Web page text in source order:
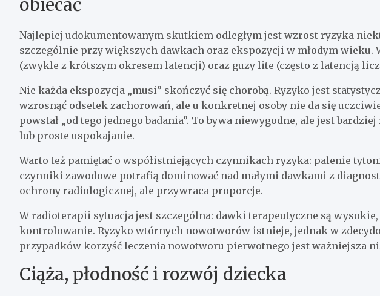
obiecać
Najlepiej udokumentowanym skutkiem odległym jest wzrost ryzyka
szczególnie przy większych dawkach oraz ekspozycji w młodym wieku.
(zwykle z krótszym okresem latencji) oraz guzy lite (często z latencją
Nie każda ekspozycja „musi” skończyć się chorobą. Ryzyko jest
wzrosnąć odsetek zachorowań, ale u konkretnej osoby nie da się
powstał „od tego jednego badania”. To bywa niewygodne, ale jest
lub proste uspokajanie.
Warto też pamiętać o współistniejących czynnikach ryzyka: palenie
czynniki zawodowe potrafią dominować nad małymi dawkami z
ochrony radiologicznej, ale przywraca proporcje.
W radioterapii sytuacja jest szczególna: dawki terapeutyczne są
kontrolowanie. Ryzyko wtórnych nowotworów istnieje, jednak w
przypadków korzyść leczenia nowotworu pierwotnego jest ważniejsza
Ciąża, płodność i rozwój dziecka